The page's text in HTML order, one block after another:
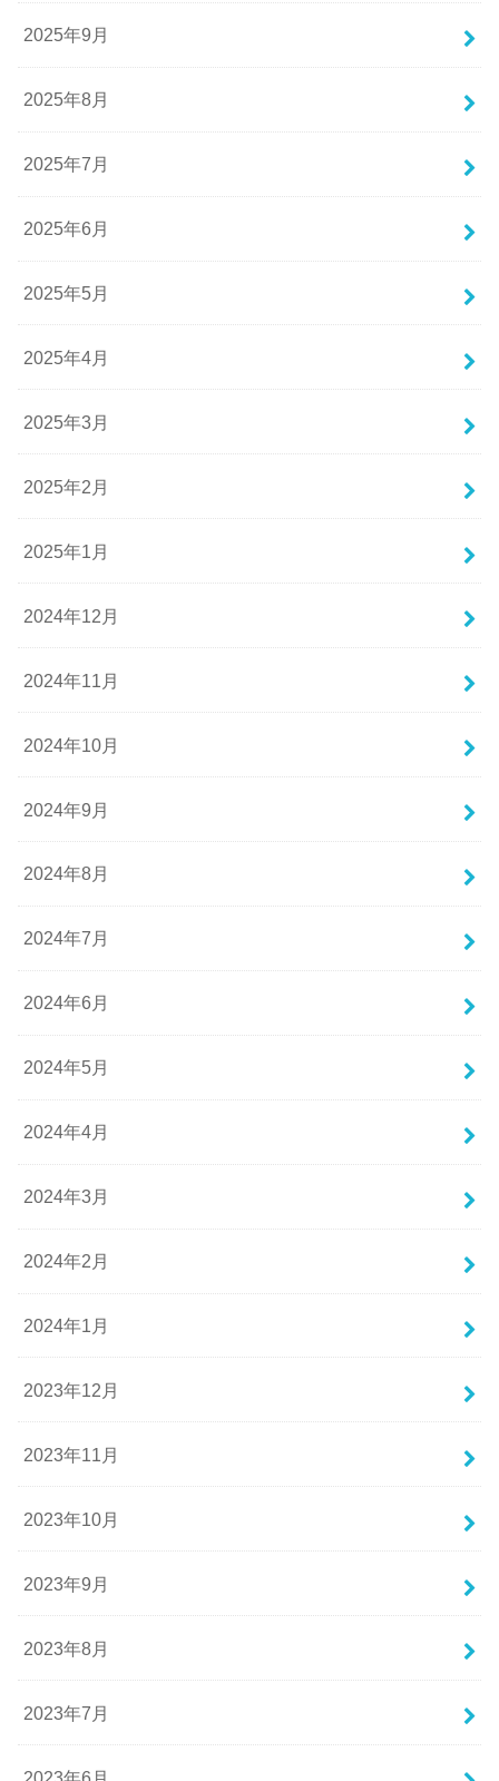
2025年9月
2025年8月
2025年7月
2025年6月
2025年5月
2025年4月
2025年3月
2025年2月
2025年1月
2024年12月
2024年11月
2024年10月
2024年9月
2024年8月
2024年7月
2024年6月
2024年5月
2024年4月
2024年3月
2024年2月
2024年1月
2023年12月
2023年11月
2023年10月
2023年9月
2023年8月
2023年7月